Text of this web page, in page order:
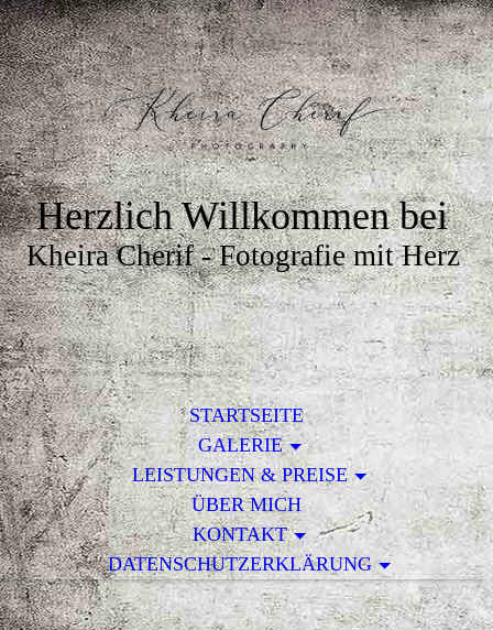
Herzlich Willkommen bei
Kheira Cherif - Fotografie mit Herz
STARTSEITE
GALERIE
LEISTUNGEN & PREISE
ÜBER MICH
KONTAKT
DATENSCHUTZERKLÄRUNG